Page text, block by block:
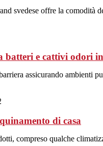
svedese offre la comodità
batteri e cattivi odori
assicurando ambienti
di casa
compreso qualche